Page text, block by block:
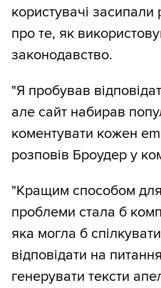
користувачі
про те, як
законодавство.
"Я пробував
але сайт набирав
коментувати кожен
розповів Броудер у
"Кращим способом для
проблеми стала б
яка могла б
відповідати на
генерувати тексти